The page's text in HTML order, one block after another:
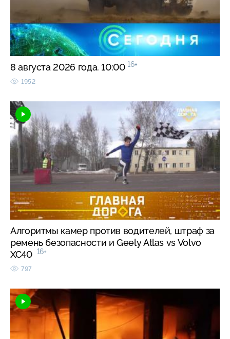
8 августа 2026 года. 10:00 16+
1952
Алгоритмы камер против водителей, штраф за
ремень безопасности и Geely Atlas vs Volvo
XC40 16+
797